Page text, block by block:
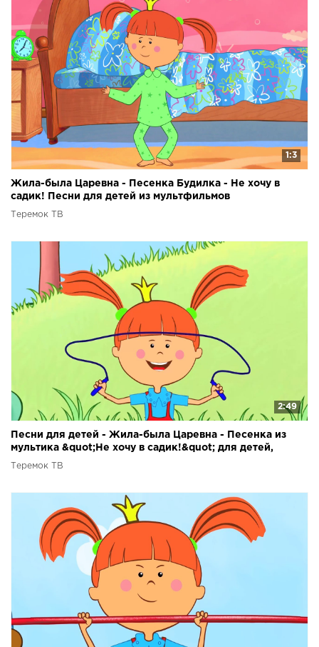
1:3
Жила-была Царевна - Песенка Будилка - Не хочу в
садик! Песни для детей из мультфильмов
Теремок ТВ
2:49
Песни для детей - Жила-была Царевна - Песенка из
мультика &quot;Не хочу в садик!&quot; для детей,
малышей
Теремок ТВ